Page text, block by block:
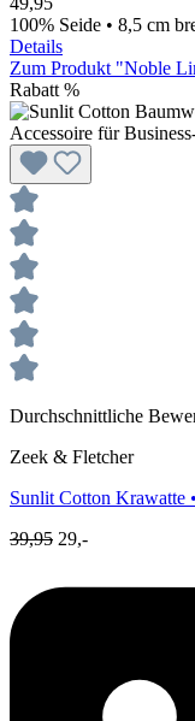
100% Seide • 8,5 cm
Details
Zum Produkt "Noble
Rabatt %
Durchschnittliche
Zeek & Fletcher
Sunlit Cotton Krawatte
39,95 29,-